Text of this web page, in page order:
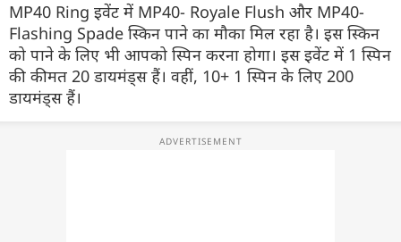
MP40 Ring इवेंट में MP40- Royale Flush और MP40-
Flashing Spade स्किन पाने का मौका मिल रहा है। इस स्किन
को पाने के लिए भी आपको स्पिन करना होगा। इस इवेंट में 1 स्पिन
की कीमत 20 डायमंड्स हैं। वहीं, 10+ 1 स्पिन के लिए 200
डायमंड्स हैं।